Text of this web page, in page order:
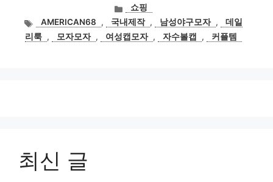
카
테
고
리
쇼핑
태
그
AMERICAN68 , 국내제작 , 남성야구모자 ,
데일
리룩 , 모자모자 , 여성캡모자 , 자수볼캡 , 커플템
최신 글